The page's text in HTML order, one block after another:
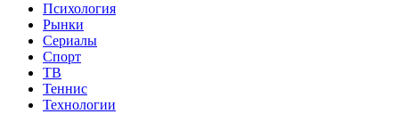
Психология
Рынки
Сериалы
Спорт
ТВ
Теннис
Технологии